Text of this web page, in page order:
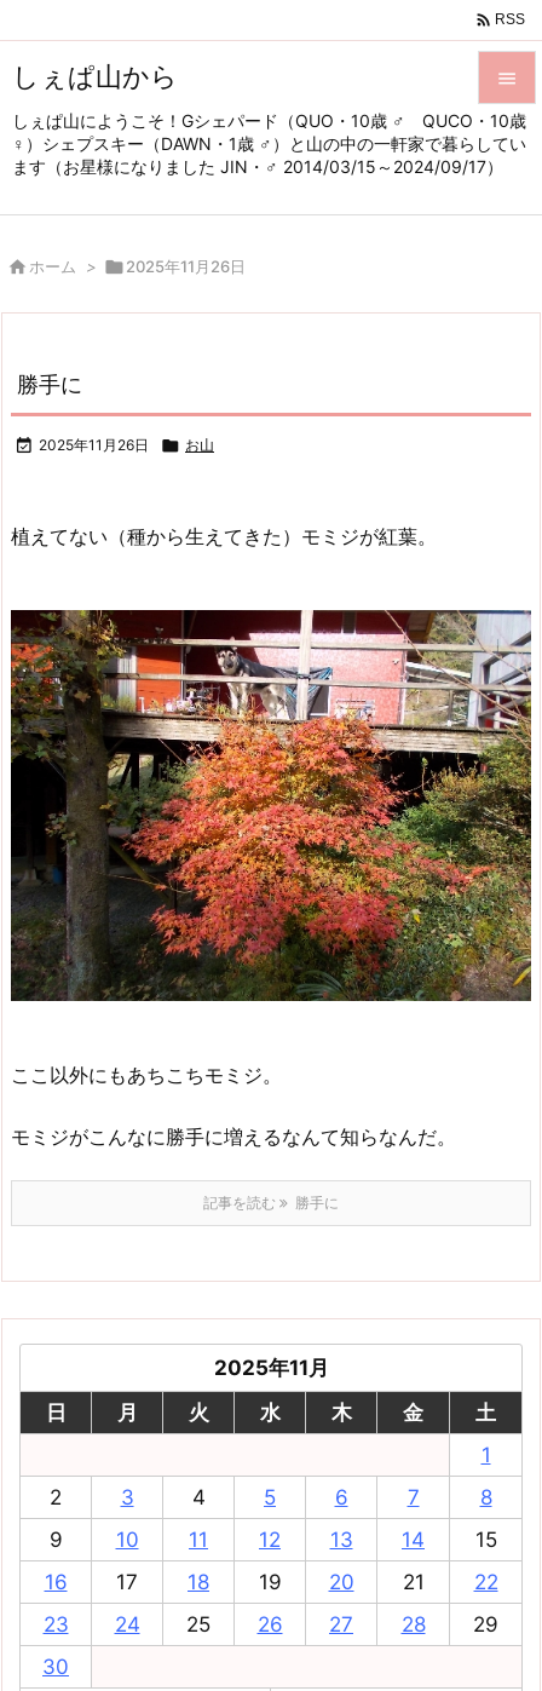
しぇぱ山から
しぇぱ山にようこそ！Gシェパード（QUO・10歳 ♂ QUCO・10歳
♀）シェプスキー（DAWN・1歳 ♂）と山の中の一軒家で暮らしてい
ます（お星様になりました JIN・♂ 2014/03/15～2024/09/17）


メニュ
サイド

 RSS
 ホーム > 2025年11月26日
勝手に
 2025年11月26日  お山
植えてない（種から生えてきた）モミジが紅葉。
ここ以外にもあちこちモミジ。
モミジがこんなに勝手に増えるなんて知らなんだ。
記事を読む 勝手に
2025年11月
日
月 火 水 木 金
土
1
2
3 4 5 6 7
8
9
10 11 12 13 14
15
16
17 18 19 20 21
22
23
24 25 26 27 28
29
30